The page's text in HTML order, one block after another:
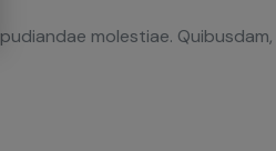
molestiae.